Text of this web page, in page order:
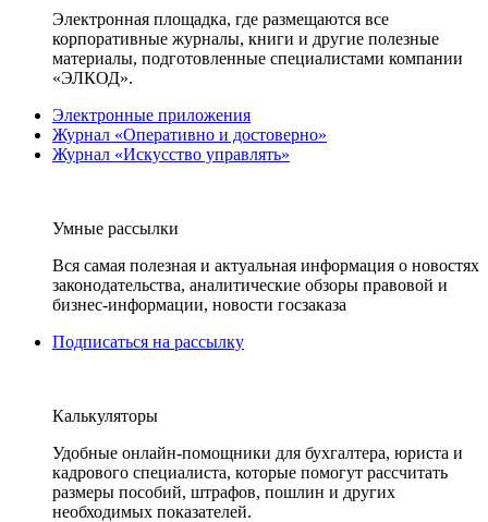
Электронная площадка, где размещаются все
корпоративные журналы, книги и другие полезные
материалы, подготовленные специалистами компании
«ЭЛКОД».
Электронные приложения
Журнал «Оперативно и достоверно»
Журнал «Искусство управлять»
Умные рассылки
Вся самая полезная и актуальная информация о новостях
законодательства, аналитические обзоры правовой и
бизнес-информации, новости госзаказа
Подписаться на рассылку
Калькуляторы
Удобные онлайн-помощники для бухгалтера, юриста и
кадрового специалиста, которые помогут рассчитать
размеры пособий, штрафов, пошлин и других
необходимых показателей.